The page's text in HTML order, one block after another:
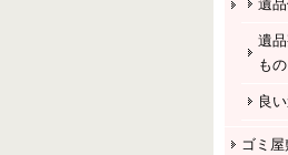
遺
遺
もの
良
ゴミ